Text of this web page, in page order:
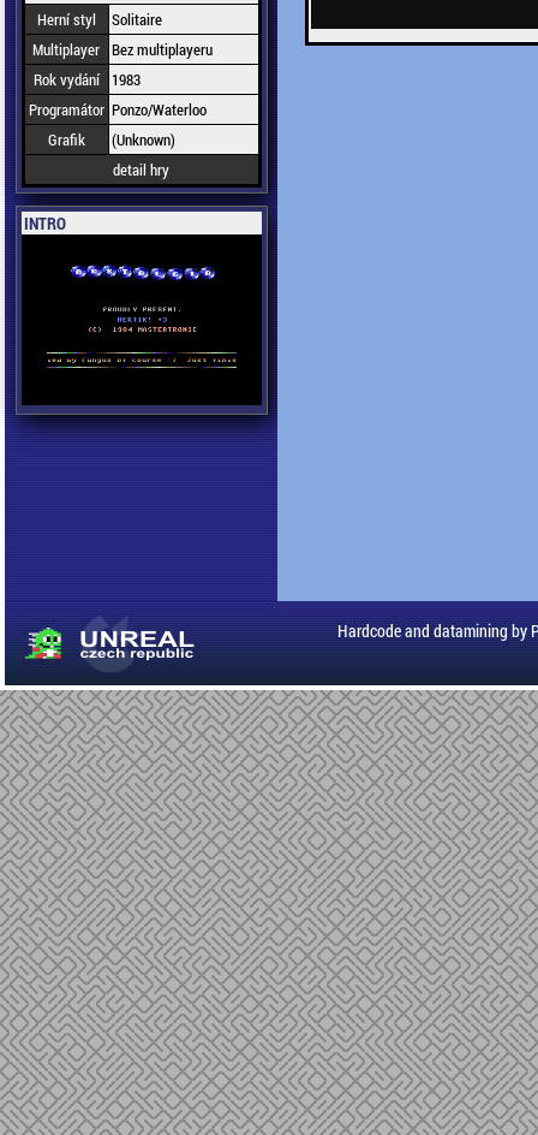
Herní styl
Solitaire
Multiplayer Bez multiplayeru
Rok vydání
1983
Programátor Ponzo/Waterloo
Grafik
(Unknown)
detail hry
INTRO
Hardcode and datamining by